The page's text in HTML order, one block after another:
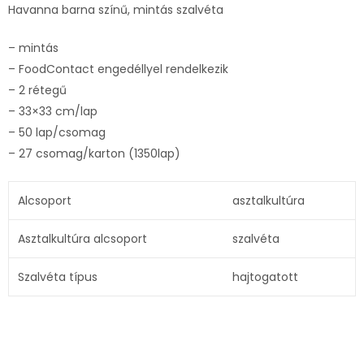
Havanna barna színű, mintás szalvéta
– mintás
– FoodContact engedéllyel rendelkezik
– 2 rétegű
– 33×33 cm/lap
– 50 lap/csomag
– 27 csomag/karton (1350lap)
Alcsoport asztalkultúra
Asztalkultúra alcsoport szalvéta
Szalvéta típus hajtogatott